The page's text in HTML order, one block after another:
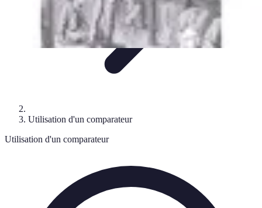
Utilisation d'un comparateur
Utilisation d'un comparateur